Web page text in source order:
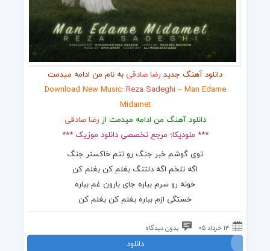
دانلود آهنگ جدید رضا صادقی به نام من ادامه میدمت
Download New Music:Reza Sadeghi– Man Edame
Midamet
دانلود آهنگ من ادامه میدمت از رضا صادقی
*** ملودیکا؛ مرجع تخصصی دانلود موزیک ***
توی گوشم خبر جنگ رو تنم خاکستر جنگ
اگه تلخم اگه دلتنگ بغلم کن بغلم کن
خونه رو سرم بباره جای بارون غم بباره
خستگی ازم بباره بغلم کن بغلم کن
۱۴ خرداد ۰۵ بدون دیدگاه
دانلود